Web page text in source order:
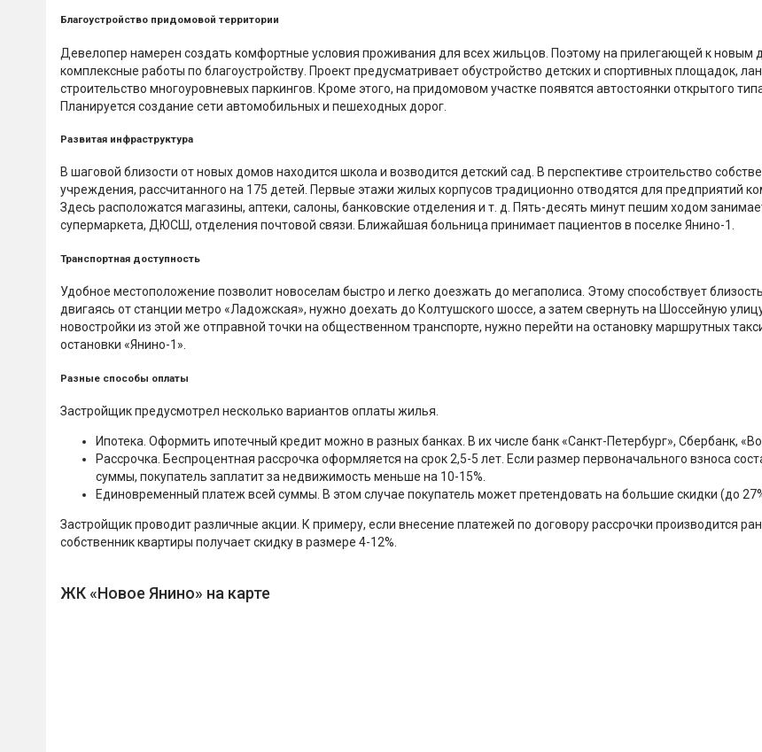
Благоустройство придомовой территории
Девелопер намерен создать комфортные условия проживания для всех жильцов. Поэтому на прилегающей к новым
комплексные работы по благоустройству. Проект предусматривает обустройство детских и спортивных площадок,
строительство многоуровневых паркингов. Кроме этого, на придомовом участке появятся автостоянки открытого
Планируется создание сети автомобильных и пешеходных дорог.
Развитая инфраструктура
В шаговой близости от новых домов находится школа и возводится детский сад. В перспективе строительство
учреждения, рассчитанного на 175 детей. Первые этажи жилых корпусов традиционно отводятся для предприятий
Здесь расположатся магазины, аптеки, салоны, банковские отделения и т. д. Пять-десять минут пешим ходом
супермаркета, ДЮСШ, отделения почтовой связи. Ближайшая больница принимает пациентов в поселке Янино-1.
Транспортная доступность
Удобное местоположение позволит новоселам быстро и легко доезжать до мегаполиса. Этому способствует
двигаясь от станции метро «Ладожская», нужно доехать до Колтушского шоссе, а затем свернуть на Шоссейную
новостройки из этой же отправной точки на общественном транспорте, нужно перейти на остановку маршрутных
остановки «Янино-1».
Разные способы оплаты
Застройщик предусмотрел несколько вариантов оплаты жилья.
Ипотека. Оформить ипотечный кредит можно в разных банках. В их числе банк «Санкт-Петербург», Сбербанк,
Рассрочка. Беспроцентная рассрочка оформляется на срок 2,5-5 лет. Если размер первоначального взноса
суммы, покупатель заплатит за недвижимость меньше на 10-15%.
Единовременный платеж всей суммы. В этом случае покупатель может претендовать на большие скидки (до
Застройщик проводит различные акции. К примеру, если внесение платежей по договору рассрочки производится
собственник квартиры получает скидку в размере 4-12%.
ЖК «Новое Янино» на карте